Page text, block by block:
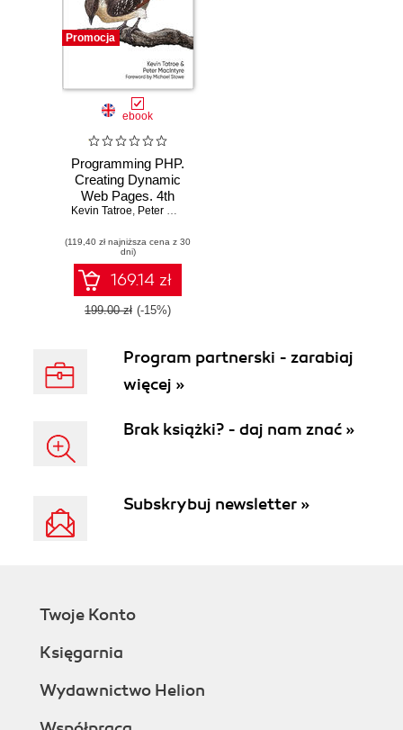
Promocja
ebook
Programming PHP.
Creating Dynamic
Web Pages. 4th
Edition
Kevin Tatroe, Peter MacIntyre
(119,40 zł najniższa cena z 30
dni)
169.14 zł
199.00 zł (-15%)
Program partnerski - zarabiaj
więcej »
Brak książki? - daj nam znać »
Subskrybuj newsletter »
Twoje Konto
Księgarnia
Wydawnictwo Helion